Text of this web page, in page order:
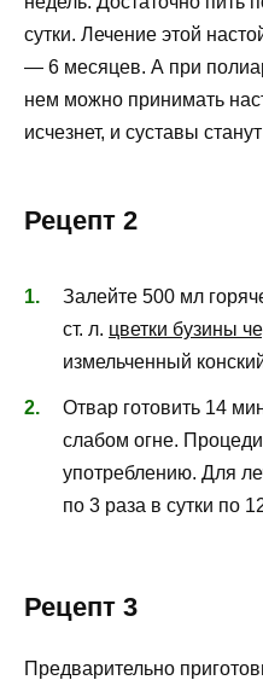
сутки. Лечение этой
— 6 месяцев. А при
нем можно принимать
исчезнет, и суставы
Рецепт 2
Залейте 500 мл
ст. л. цветки бузины
измельченный
Отвар готовить 14
слабом огне.
употреблению. Для
по 3 раза в сутки по
Рецепт 3
Предварительно